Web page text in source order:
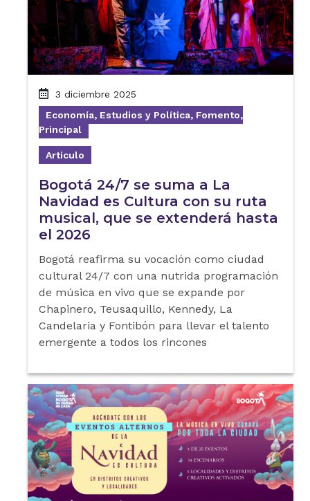
3 diciembre 2025
Economía, Estudios y Política, Fomento,
Principal
Articulo
Bogotá 24/7 se suma a La
Navidad es Cultura con su ruta
musical, que se extenderá hasta
el 2026
Bogotá reafirma su vocación como ciudad
cultural 24/7 con una nutrida programación
de música en vivo que se expande por
Chapinero, Teusaquillo, Kennedy, La
Candelaria y Fontibón para llevar el talento
emergente a todos los rincones